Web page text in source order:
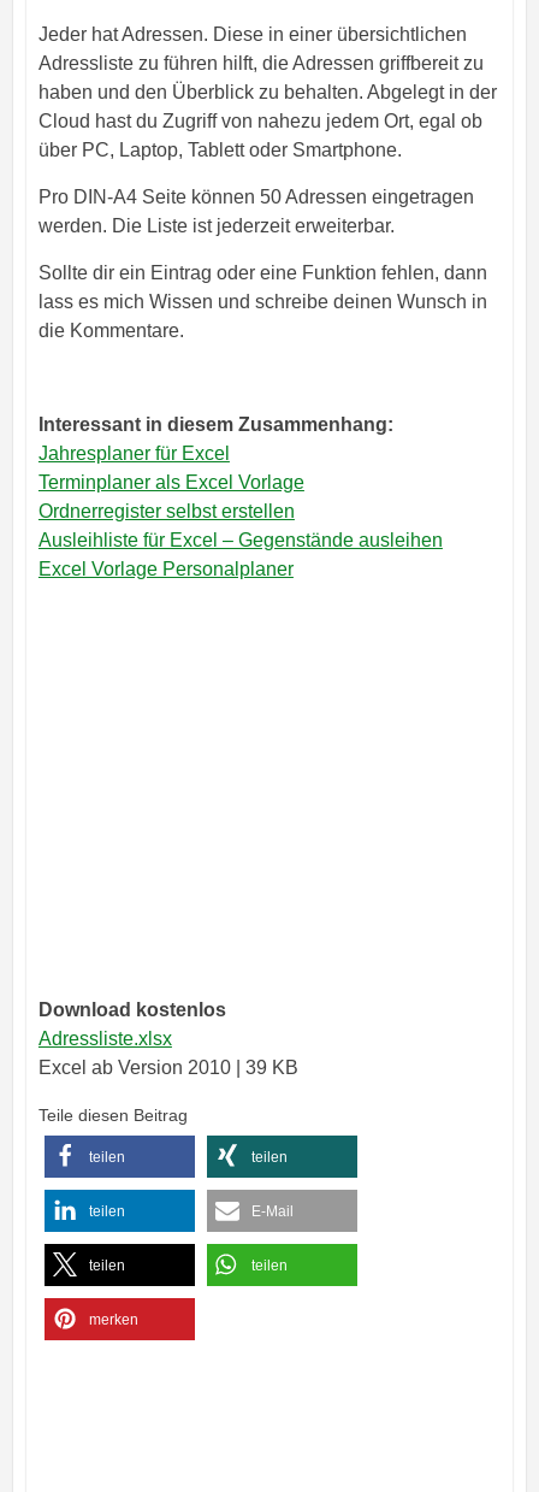
Jeder hat Adressen. Diese in einer übersichtlichen
Adressliste zu führen hilft, die Adressen griffbereit zu
haben und den Überblick zu behalten. Abgelegt in der
Cloud hast du Zugriff von nahezu jedem Ort, egal ob
über PC, Laptop, Tablett oder Smartphone.
Pro DIN-A4 Seite können 50 Adressen eingetragen
werden. Die Liste ist jederzeit erweiterbar.
Sollte dir ein Eintrag oder eine Funktion fehlen, dann
lass es mich Wissen und schreibe deinen Wunsch in
die Kommentare.
Interessant in diesem Zusammenhang:
Jahresplaner für Excel
Terminplaner als Excel Vorlage
Ordnerregister selbst erstellen
Ausleihliste für Excel – Gegenstände ausleihen
Excel Vorlage Personalplaner
Download kostenlos
Adressliste.xlsx
Excel ab Version 2010 | 39 KB
Teile diesen Beitrag
teilen teilen
teilen E-Mail
teilen teilen
merken